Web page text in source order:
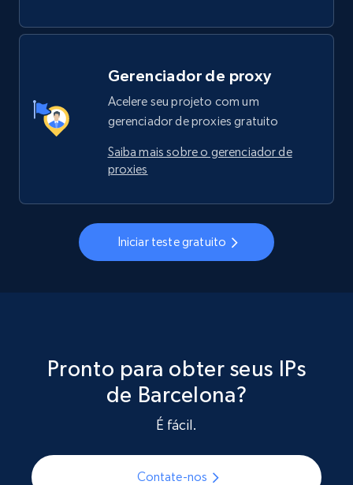
Gerenciador de proxy
Acelere seu projeto com um
gerenciador de proxies gratuito
Saiba mais sobre o gerenciador de
proxies
Iniciar teste gratuito
Pronto para obter seus IPs
de Barcelona?
É fácil.
Contate-nos